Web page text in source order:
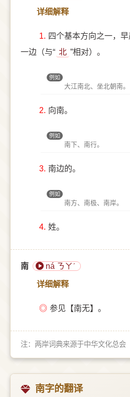
详细解释
1. 四个基本方向之一，
一边（与“ 北 ”相对）。
例如
大江南北、坐北朝南。
2. 向南。
例如
南下、南行。
3. 南边的。
例如
南方、南极、南岸。
4. 姓。
南 ná ㄋㄚˊ
详细解释
◎ 参见【南无】。
注：两岸词典来源于中华文化总会
南字的翻译